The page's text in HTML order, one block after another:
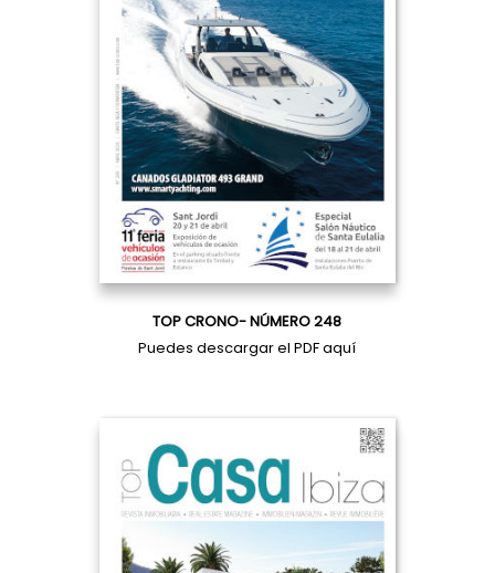
TOP CRONO- NÚMERO 248
Puedes descargar el PDFaquí